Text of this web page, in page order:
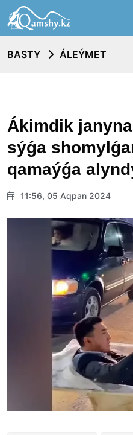
BASTY ÁLEÝMET
Ákimdik
sýǵa
qamaýǵa
11:56, 05 Aqpan 2024